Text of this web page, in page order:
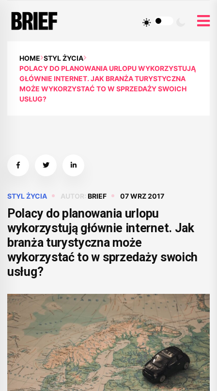
HOME STYL ŻYCIA
POLACY DO PLANOWANIA URLOPU WYKORZYSTUJĄ
GŁÓWNIE INTERNET. JAK BRANŻA TURYSTYCZNA
MOŻE WYKORZYSTAĆ TO W SPRZEDAŻY SWOICH
USŁUG?
STYL ŻYCIA AUTOR: BRIEF 07 WRZ 2017
Polacy do planowania urlopu
wykorzystują głównie internet. Jak
branża turystyczna może
wykorzystać to w sprzedaży swoich
usług?